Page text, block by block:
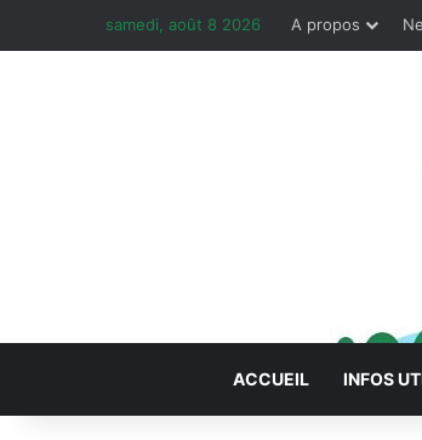
samedi, août 8 2026 A propos
ACCUEIL INFOS